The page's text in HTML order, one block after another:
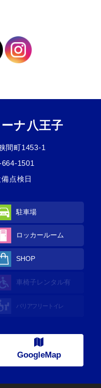
ナ八王子
間町1453-1
1501
点検日
駐車場
ロッカールーム
SHOP
車椅子レンタル有
バリアフリートイレ
GoogleMap